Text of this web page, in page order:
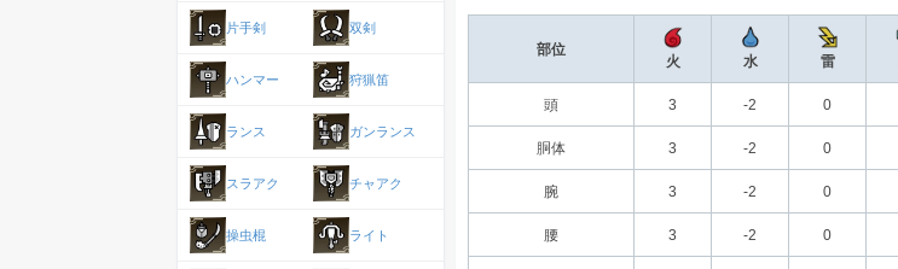
部位
火
水 雷
頭 3 -2 0
胴体 3 -2 0
腕 3 -2 0
腰 3 -2 0
片手剣 双剣
ハンマー 狩猟笛
ランス ガンランス
スラアク チャアク
操虫棍 ライト